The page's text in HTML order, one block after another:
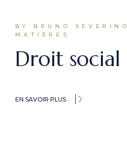
BY BRUNO SEVERINO
MATIERES
Droit social
EN SAVOIR PLUS